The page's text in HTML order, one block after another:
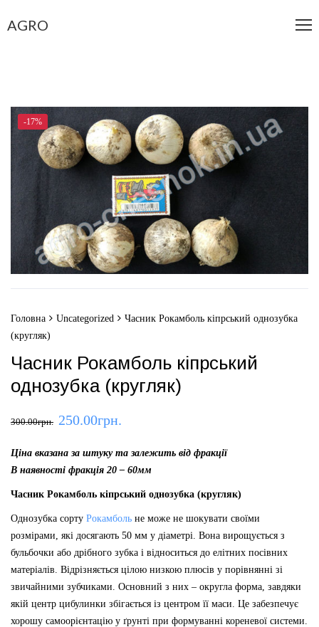
AGRO
-17%
Головна Uncategorized
Часник Рокамболь кіпрський однозубка
(кругляк)
Часник Рокамболь кіпрський
однозубка (кругляк)
300.00грн. 250.00грн.
Ціна вказана за штуку та залежить від фракції
В наявності фракція 20 – 60мм
Часник Рокамболь кіпрський однозубка (кругляк)
Однозубка сорту Рокамболь не може не шокувати своїми
розмірами, які досягають 50 мм у діаметрі. Вона вирощується з
бульбочки або дрібного зубка і відноситься до елітних посівних
матеріалів. Відрізняється цілою низкою плюсів у порівнянні зі
звичайними зубчиками. Основний з них – округла форма, завдяки
якій центр цибулинки збігається із центром її маси. Це забезпечує
хорошу самоорієнтацію у ґрунті при формуванні кореневої системи.